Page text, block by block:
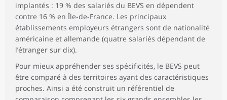
implantés : 19 % des salariés du BEVS en dépendent
contre 16 % en Île-de-France. Les principaux
établissements employeurs étrangers sont de nationalité
américaine et allemande (quatre salariés dépendant de
l’étranger sur dix).
Pour mieux appréhender ses spécificités, le BEVS peut
être comparé à des territoires ayant des caractéristiques
proches. Ainsi a été construit un référentiel de